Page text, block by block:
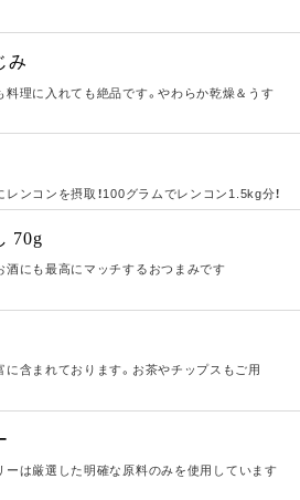
み
料理に入れても絶品です。やわらか乾燥＆うす
ンコンを摂取！100グラムでレンコン1.5kg分！
70g
酒にも最高にマッチするおつまみです
に含まれております。お茶やチップスもご用
ーは厳選した明確な原料のみを使用しています